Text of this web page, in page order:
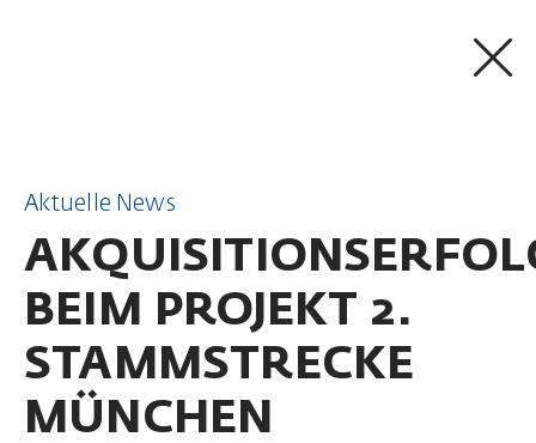
Aktuelle News
BEIM PROJEKT 2.
STAMMSTRECKE
MÜNCHEN